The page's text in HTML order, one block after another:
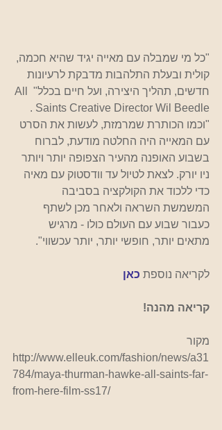
"כל מי שמבלה עם מאייה יגיד שהיא חכמה,
קולית ובעלת התלהבות מדבקת לרעיונות
חדשים, תהליך היצירה, ועל חיים בכלל" All
Saints Creative Director Wil Beedle .
"וכמו הכותרת שמרמזת, לעשות את הסרט
עם המאייה היה החלטה מודעת, לברוח
בשבוע האופנה מהעיר הצפופה יותר ויותר
ניו יורק. לצאת לטיול עד וודסטוק עם מאיה
כדי ללכוד את הקולקציה בסביבה
המשמשת השראה ולאחר מכן לשתף
כעבור שבוע עם העולם כולו - מרגיש
מתאים יותר, חופשי יותר, יותר עכשווי".
לקריאה נוספת כאן
קריאה מהנה!
מקור
http://www.elleuk.com/fashion/news/a31
784/maya-thurman-hawke-all-saints-far-
from-here-film-ss17/